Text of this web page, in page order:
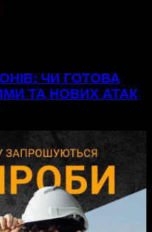
ЧИ ГОТОВА
ТА НОВИХ АТАК